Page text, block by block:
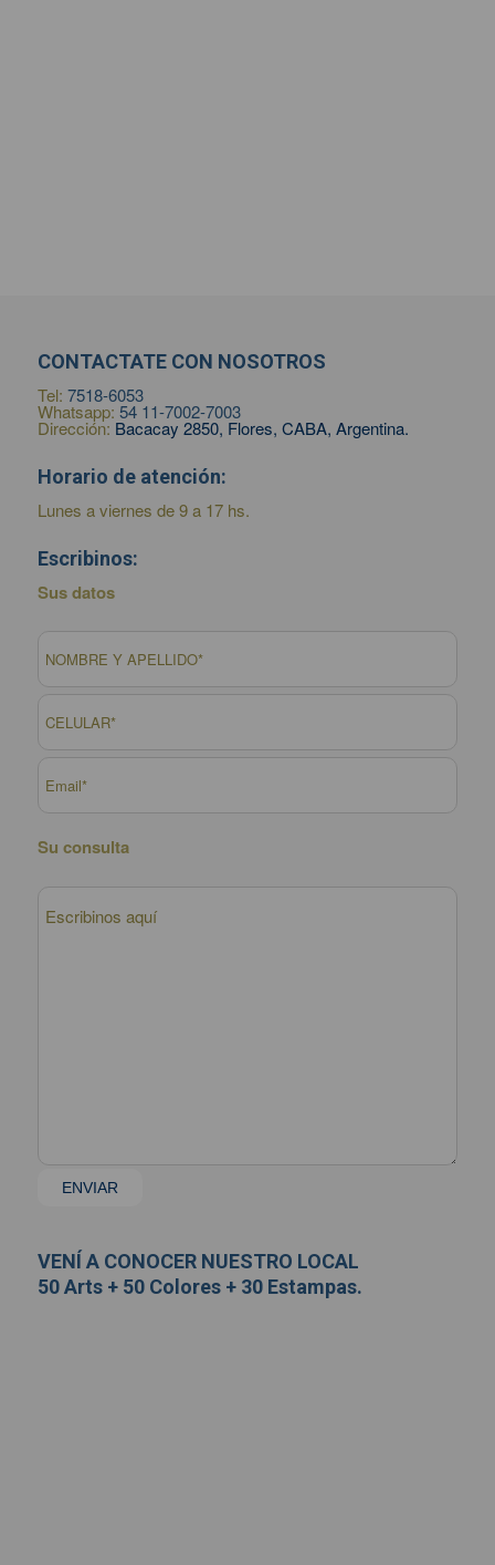
CONTACTATE CON NOSOTROS
Tel: 7518-6053
Whatsapp: 54 11-7002-7003
Dirección: Bacacay 2850, Flores, CABA, Argentina.
Horario de atención:
Lunes a viernes de 9 a 17 hs.
Escribinos:
Sus datos
Su consulta
VENÍ A CONOCER NUESTRO LOCAL
50 Arts + 50 Colores + 30 Estampas.